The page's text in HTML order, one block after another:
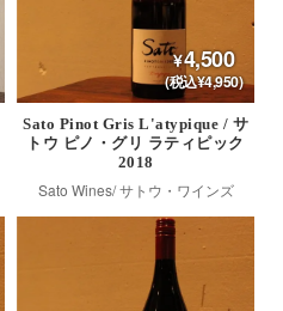
4,500
(税込¥4,950)
Sato Pinot Gris L'atypique / サ
トウ ピノ・グリ ラティピック
2018
Sato Wines/ サトウ・ワインズ